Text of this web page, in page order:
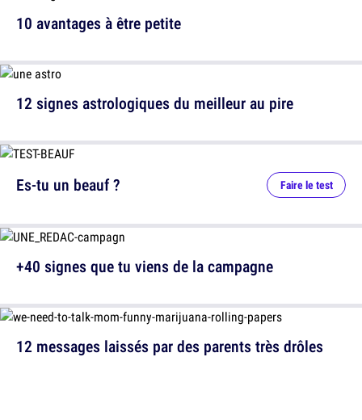
10 avantages à être petite
12 signes astrologiques du meilleur au pire
12 messages laissés par des parents très drôles
Es-tu un beauf ? Faire le test
+40 signes que tu viens de la campagne